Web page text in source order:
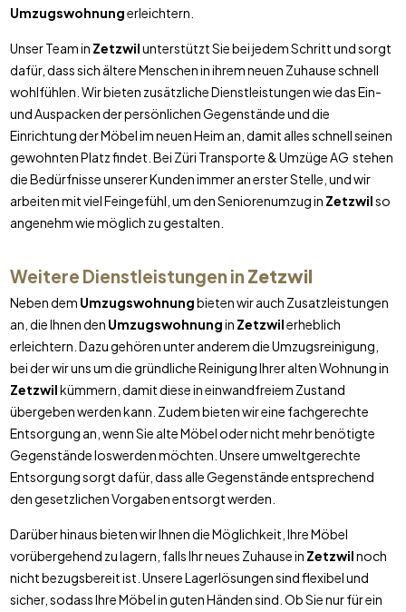
Umzugswohnungerleichtern.
Unser Team in Zetzwilunterstützt Sie bei jedem Schritt und sorgt
dafür, dass sich ältere Menschen in ihrem neuen Zuhause schnell
wohlfühlen. Wir bieten zusätzliche Dienstleistungen wie das Ein-
und Auspacken der persönlichen Gegenstände und die
Einrichtung der Möbel im neuen Heim an, damit alles schnell seinen
gewohnten Platz findet. Bei Züri Transporte & Umzüge AG stehen
die Bedürfnisse unserer Kunden immer an erster Stelle, und wir
arbeiten mit viel Feingefühl, um den Seniorenumzug in Zetzwilso
angenehm wie möglich zu gestalten.
Weitere Dienstleistungen in Zetzwil
Neben dem Umzugswohnungbieten wir auch Zusatzleistungen
an, die Ihnen den Umzugswohnungin Zetzwilerheblich
erleichtern. Dazu gehören unter anderem die Umzugsreinigung,
bei der wir uns um die gründliche Reinigung Ihrer alten Wohnung in
Zetzwilkümmern, damit diese in einwandfreiem Zustand
übergeben werden kann. Zudem bieten wir eine fachgerechte
Entsorgung an, wenn Sie alte Möbel oder nicht mehr benötigte
Gegenstände loswerden möchten. Unsere umweltgerechte
Entsorgung sorgt dafür, dass alle Gegenstände entsprechend
den gesetzlichen Vorgaben entsorgt werden.
Darüber hinaus bieten wir Ihnen die Möglichkeit, Ihre Möbel
vorübergehend zu lagern, falls Ihr neues Zuhause in Zetzwilnoch
nicht bezugsbereit ist. Unsere Lagerlösungen sind flexibel und
sicher, sodass Ihre Möbel in guten Händen sind. Ob Sie nur für ein